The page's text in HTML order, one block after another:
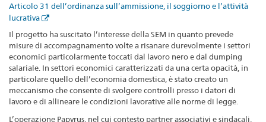
Articolo 31 dell’ordinanza sull’ammissione, il soggiorno e l’attività
lucrativa
Il progetto ha suscitato l’interesse della SEM in quanto prevede
misure di accompagnamento volte a risanare durevolmente i settori
economici particolarmente toccati dal lavoro nero e dal dumping
salariale. In settori economici caratterizzati da una certa opacità, in
particolare quello dell’economia domestica, è stato creato un
meccanismo che consente di svolgere controlli presso i datori di
lavoro e di allineare le condizioni lavorative alle norme di legge.
L’operazione Papyrus, nel cui contesto partner associativi e sindacali,